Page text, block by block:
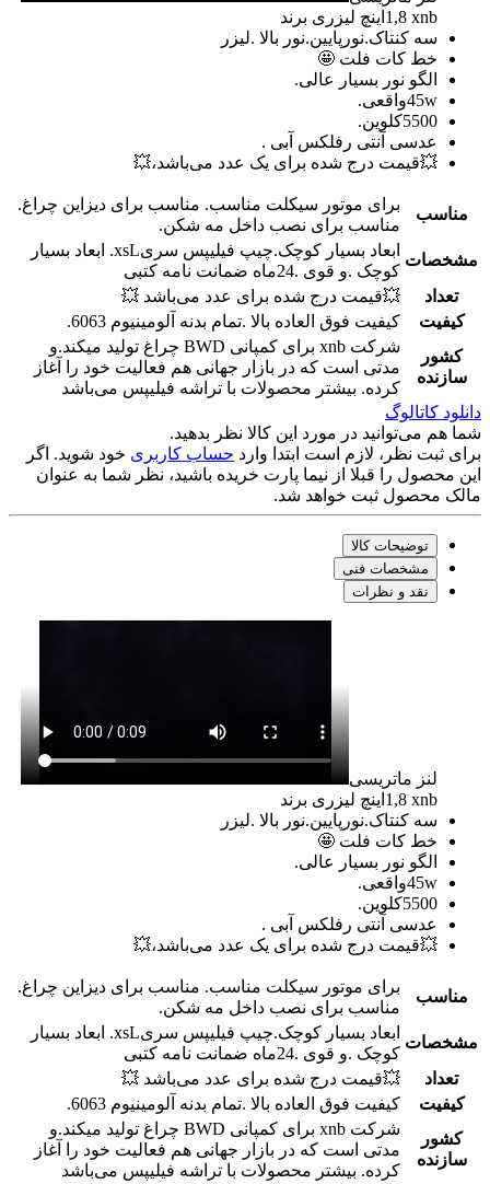
1,8اینچ لیزری برند xnb
سه کنتاک.نورپایین.نور بالا .لیزر
خط کات فلت 🤩
الگو نور بسیار عالی.
45wواقعی.
5500کلوین.
عدسی آنتی رفلکس آبی .
💥قیمت درج شده برای یک عدد می‌باشد،💥
مناسب
برای موتور سیکلت مناسب. مناسب برای دیزاین چراغ.
مناسب برای نصب داخل مه شکن.
مشخصات
ابعاد بسیار کوچک.چیپ فیلیپس سریxsL. ابعاد بسیار
کوچک .و قوی .24ماه ضمانت نامه کتبی
تعداد
💥قیمت درج شده برای عدد می‌باشد 💥
کیفیت
کیفیت فوق العاده بالا .تمام بدنه آلومینیوم 6063.
کشور
سازنده
شرکت xnb برای کمپانی BWD چراغ تولید میکند.و
مدتی است که در بازار جهانی هم فعالیت خود را آغاز
کرده. بیشتر محصولات با تراشه فیلیپس می‌باشد
دانلود کاتالوگ
شما هم می‌توانید در مورد این کالا نظر بدهید.
برای ثبت نظر، لازم است ابتدا وارد حساب کاربری خود شوید. اگر
این محصول را قبلا از نیما پارت خریده باشید، نظر شما به عنوان
مالک محصول ثبت خواهد شد.
توضیحات کالا
مشخصات فنی
نقد و نظرات
لنز ماتریسی
1,8اینچ لیزری برند xnb
سه کنتاک.نورپایین.نور بالا .لیزر
خط کات فلت 🤩
الگو نور بسیار عالی.
45wواقعی.
5500کلوین.
عدسی آنتی رفلکس آبی .
💥قیمت درج شده برای یک عدد می‌باشد،💥
مناسب
برای موتور سیکلت مناسب. مناسب برای دیزاین چراغ.
مناسب برای نصب داخل مه شکن.
مشخصات
ابعاد بسیار کوچک.چیپ فیلیپس سریxsL. ابعاد بسیار
کوچک .و قوی .24ماه ضمانت نامه کتبی
تعداد
💥قیمت درج شده برای عدد می‌باشد 💥
کیفیت
کیفیت فوق العاده بالا .تمام بدنه آلومینیوم 6063.
کشور
سازنده
شرکت xnb برای کمپانی BWD چراغ تولید میکند.و
مدتی است که در بازار جهانی هم فعالیت خود را آغاز
کرده. بیشتر محصولات با تراشه فیلیپس می‌باشد